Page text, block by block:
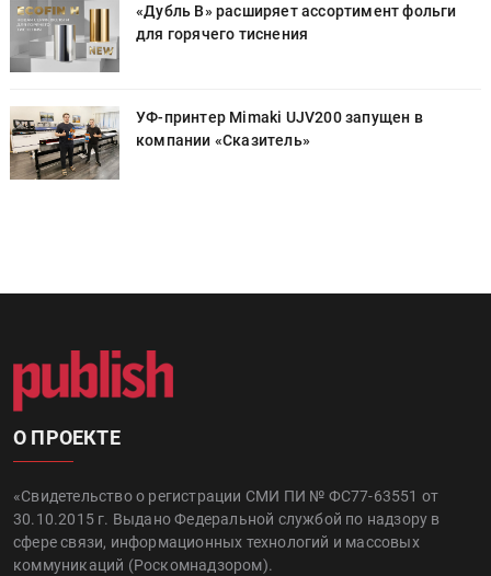
«Дубль В» расширяет ассортимент фольги
для горячего тиснения
УФ-принтер Mimaki UJV200 запущен в
компании «Сказитель»
О ПРОЕКТЕ
«Свидетельство о регистрации СМИ ПИ № ФС77-63551 от
30.10.2015 г. Выдано Федеральной службой по надзору в
сфере связи, информационных технологий и массовых
коммуникаций (Роскомнадзором).